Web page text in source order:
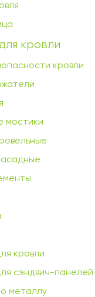
кровли
кровли
мостики
кровли
сэндвич-панелей
металлу